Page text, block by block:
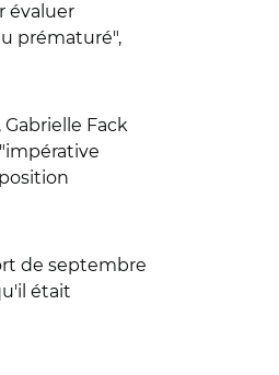
évaluer
prématuré",
Fack
de septembre
était